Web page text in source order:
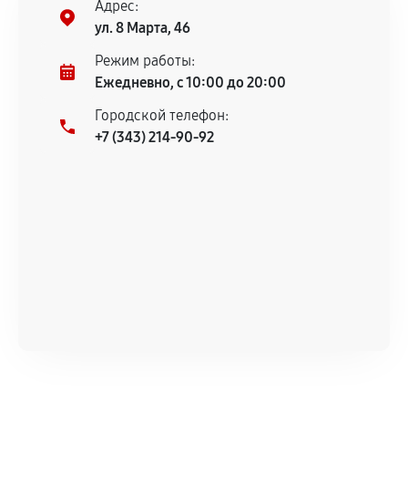
Адрес:
ул. 8 Марта, 46
Режим работы:
Ежедневно, с 10:00 до 20:00
Городской телефон:
+7 (343) 214-90-92